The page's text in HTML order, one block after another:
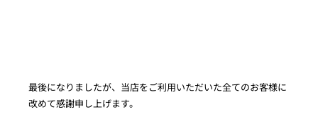
最後になりましたが、当店をご利用いただいた全てのお客様に
改めて感謝申し上げます。